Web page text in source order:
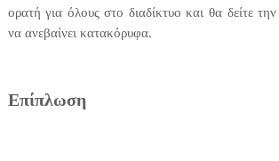
ορατή για όλους στο διαδίκτυο και θα δείτε
να ανεβαίνει κατακόρυφα.
Επίπλωση